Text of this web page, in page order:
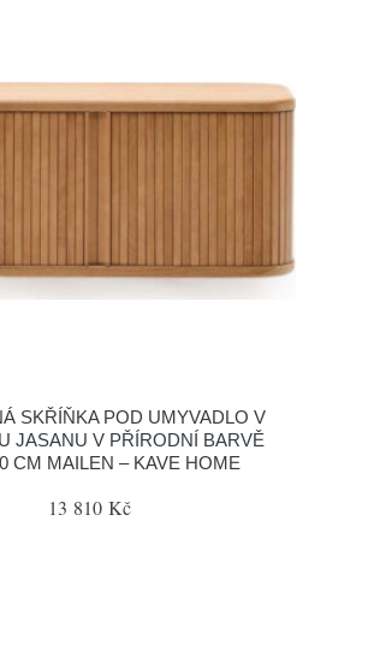
SKŘÍŇKA POD UMYVADLO V
JASANU V PŘÍRODNÍ BARVĚ
CM MAILEN – KAVE HOME
13 810 Kč